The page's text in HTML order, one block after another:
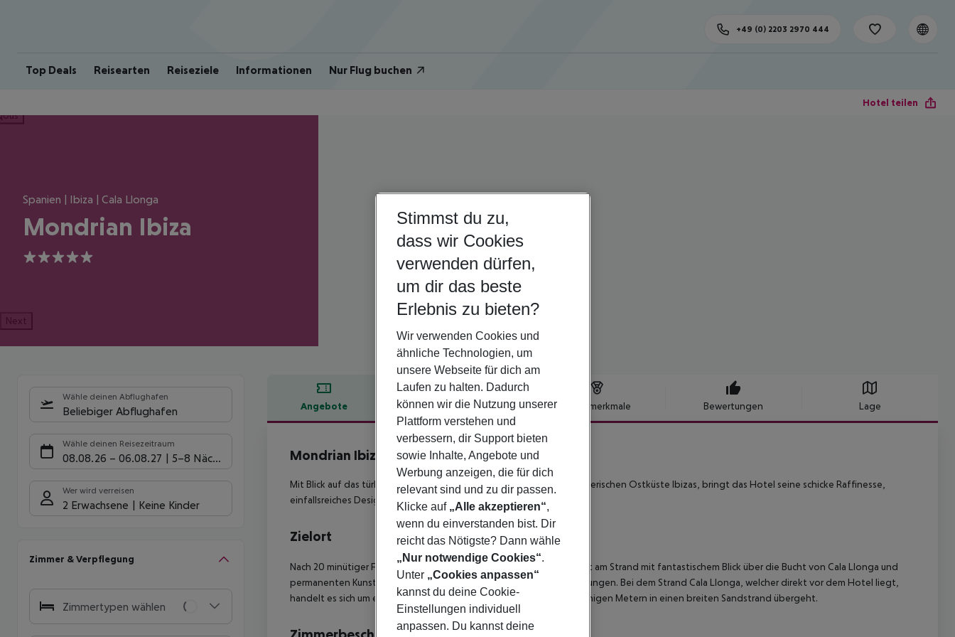
Top Deals Reisearten Reiseziele Informationen Nur Flug buchen
+49 (0) 2203 2970 444
Hotel teilen
Spanien | Ibiza | Cala Llonga
Mondrian Ibiza
5
Next
Wähle deinen Abflughafen
Beliebiger Abflughafen
Wähle deinen Reisezeitraum
08.08.26 – 06.08.27 5-8 Nächte
Wer wird verreisen
2 Erwachsene Keine Kinder
Zimmer & Verpflegung
Zimmertypen wählen
Angebote Hotelbeschreibung Hotelmerkmale Bewertungen Lage
Hotelbeschreibung
Mondrian Ibiza
Mit Blick auf das türkisfarbene Wasser des Balearenmeeres an der malerischen Ostküste Ibizas, bringt das Hotel seine schicke Raffinesse,
einfallsreiches Design und außergewöhnlichen Service auf die Insel.
Zielort
Nach 20 minütiger Fahrt vom Flughafen erreichen Sie das Hotel direkt am Strand mit fantastischem Blick über die Bucht von Cala Llonga und
permanenten Kunstausstellungen und lokale Pop-up-Kunst-Aktivierungen. Bei dem Strand Cala Llonga, welcher direkt vor dem Hotel liegt,
handelt es sich um einen steinigen Strandabschnitt, der nach nur wenigen Metern in einen breiten Sandstrand übergeht.
Stimmst du zu,
dass wir Cookies
verwenden dürfen,
um dir das beste
Erlebnis zu bieten?
Wir verwenden Cookies und
ähnliche Technologien, um
unsere Webseite für dich am
Laufen zu halten. Dadurch
können wir die Nutzung unserer
Plattform verstehen und
verbessern, dir Support bieten
sowie Inhalte, Angebote und
Werbung anzeigen, die für dich
relevant sind und zu dir passen.
Klicke auf „Alle akzeptieren“,
wenn du einverstanden bist. Dir
reicht das Nötigste? Dann wähle
„Nur notwendige Cookies“.
Unter „Cookies anpassen“
kannst du deine Cookie-
Einstellungen individuell
anpassen. Du kannst deine